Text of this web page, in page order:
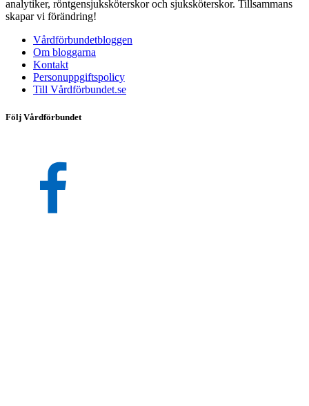
analytiker, röntgensjuksköterskor och sjuksköterskor. Tillsammans
skapar vi förändring!
Vårdförbundetbloggen
Om bloggarna
Kontakt
Personuppgiftspolicy
Till Vårdförbundet.se
Följ Vårdförbundet